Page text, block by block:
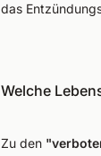
das
Welche
Zu den